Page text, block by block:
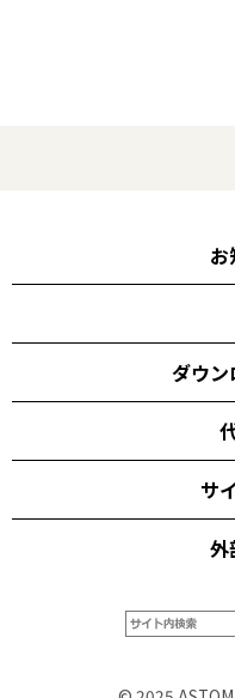
ダウン
サ
外